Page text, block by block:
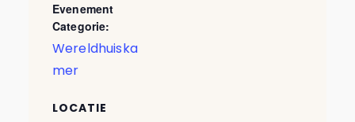
Evenement
Categorie:
Wereldhuiska
mer
LOCATIE